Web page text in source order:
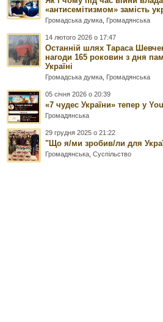
«антисемітизмом» замість
Громадська думка Громадянська
14 лютого 2026 о 17:47
Останній шлях Тараса
нагоди 165 роковин з дня
Україні
Громадська думка Громадянська
05 січня 2026 о 20:39
«7 чудес України» тепер у
Громадянська
29 грудня 2025 о 21:22
"Що я/ми зробив/ли для
Громадянська ,Суспільство